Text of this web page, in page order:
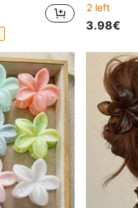
2 left
3.98€